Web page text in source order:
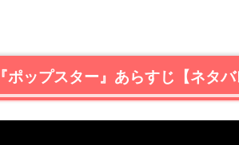
『ポップスター』あらすじ【ネタ